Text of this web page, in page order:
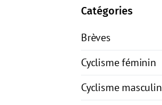
Catégories
Brèves
Cyclisme féminin
Cyclisme masculin